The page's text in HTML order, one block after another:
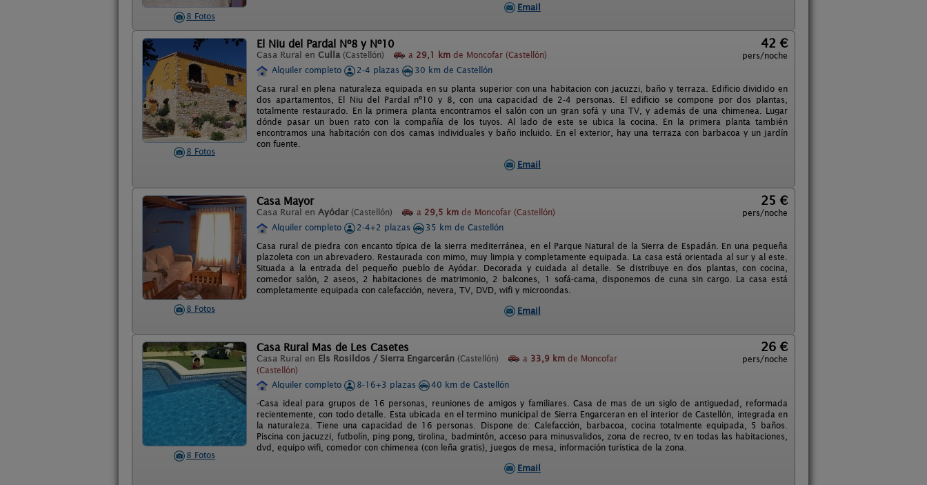
8 Fotos
Email
8 Fotos
El Niu del Pardal Nº8 y Nº10
Casa Rural en Culla (Castellón) a 29,1 km de Moncofar (Castellón)
42 €
pers/noche
Alquiler completo
2-4 plazas
30 km de Castellón
Casa rural en plena naturaleza equipada en su planta superior con una habitacion con jacuzzi, baño y terraza. Edificio dividido en
dos apartamentos, El Niu del Pardal nº10 y 8, con una capacidad de 2-4 personas. El edificio se compone por dos plantas,
totalmente restaurado. En la primera planta encontramos el salón con un gran sofá y una TV, y además de una chimenea. Lugar
dónde pasar un buen rato con la compañía de los tuyos. Al lado de este se ubica la cocina. En la primera planta también
encontramos una habitación con dos camas individuales y baño incluido. En el exterior, hay una terraza con barbacoa y un jardín
con fuente.
Email
8 Fotos
Casa Mayor
Casa Rural en Ayódar (Castellón) a 29,5 km de Moncofar (Castellón)
25 €
pers/noche
Alquiler completo
2-4+2 plazas
35 km de Castellón
Casa rural de piedra con encanto típica de la sierra mediterránea, en el Parque Natural de la Sierra de Espadán. En una pequeña
plazoleta con un abrevadero. Restaurada con mimo, muy limpia y completamente equipada. La casa está orientada al sur y al este.
Situada a la entrada del pequeño pueblo de Ayódar. Decorada y cuidada al detalle. Se distribuye en dos plantas, con cocina,
comedor salón, 2 aseos, 2 habitaciones de matrimonio, 2 balcones, 1 sofá-cama, disponemos de cuna sin cargo. La casa está
completamente equipada con calefacción, nevera, TV, DVD, wifi y microondas.
Email
8 Fotos
Casa Rural Mas de Les Casetes
Casa Rural en Els Rosildos / Sierra Engarcerán (Castellón) a 33,9 km de Moncofar
(Castellón)
26 €
pers/noche
Alquiler completo 8-16+3 plazas
40 km de Castellón
-Casa ideal para grupos de 16 personas, reuniones de amigos y familiares. Casa de mas de un siglo de antiguedad, reformada
recientemente, con todo detalle. Esta ubicada en el termino municipal de Sierra Engarceran en el interior de Castellón, integrada en
la naturaleza. Tiene una capacidad de 16 personas. Dispone de: Calefacción, barbacoa, cocina totalmente equipada, 5 baños.
Piscina con jacuzzi, futbolín, ping pong, tirolina, badmintón, acceso para minusvalidos, zona de recreo, tv en todas las habitaciones,
dvd, equipo wifi, comedor con chimenea (con leña gratis), juegos de mesa, información turística de la zona.
Email